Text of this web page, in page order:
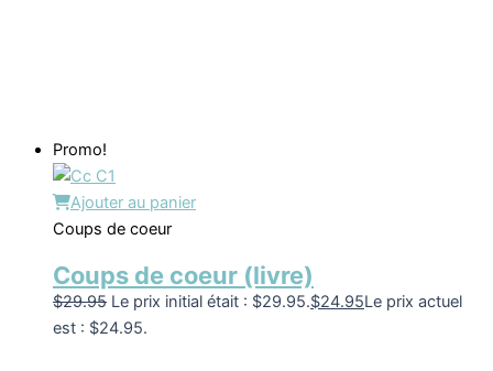
Promo!
Ajouter au panier
Coups de coeur
Coups de coeur (livre)
$29.95 Le prix initial était : $29.95.$24.95Le prix actuel
est : $24.95.